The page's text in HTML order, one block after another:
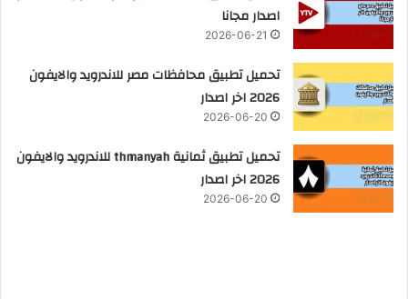
اصدار مجانا
2026-06-21
تحميل تطبيق محافظات مصر للاندرويد والايفون
2026 اخر اصدار
2026-06-20
تحميل تطبيق ثمانية thmanyah للاندرويد والايفون
2026 اخر اصدار
2026-06-20